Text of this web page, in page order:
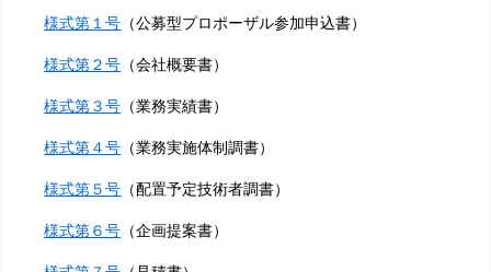
様式第１号 （公募型プロポーザル参加申込書）
様式第２号 （会社概要書）
様式第３号 （業務実績書）
様式第４号 （業務実施体制調書）
様式第５号 （配置予定技術者調書）
様式第６号 （企画提案書）